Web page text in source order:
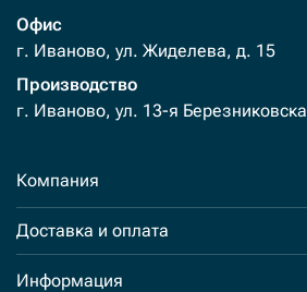
Офис
г. Иваново, ул. Жиделева, д. 15
Производство
г. Иваново, ул. 13-я
Компания
Доставка и оплата
Информация